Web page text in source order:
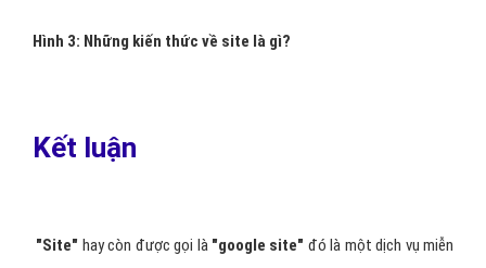
Hình 3: Những kiến thức về site là gì?
Kết luận
"Site" hay còn được gọi là "google site" đó là một dịch vụ miễn